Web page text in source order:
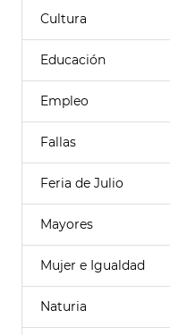
Cultura
Educación
Empleo
Fallas
Feria de Julio
Mayores
Mujer e Igualdad
Naturia